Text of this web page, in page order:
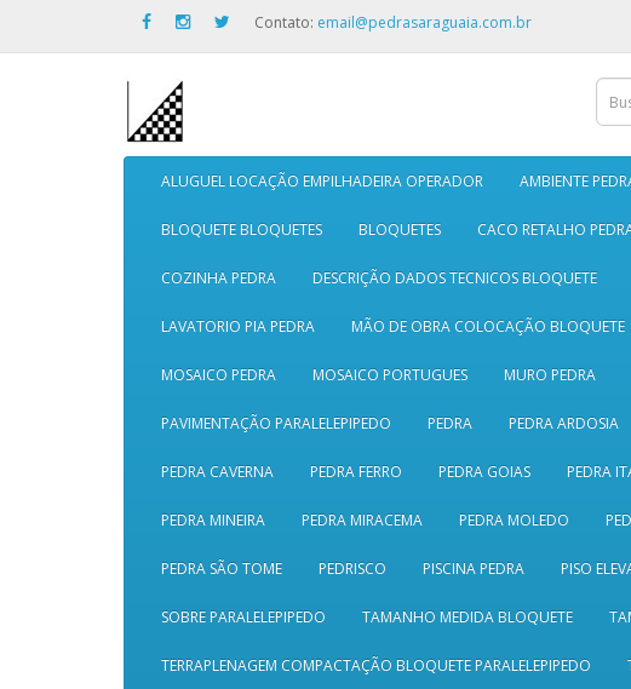
Contato: email@pedrasaraguaia.com.br
ALUGUEL LOCAÇÃO EMPILHADEIRA OPERADOR AMBIENTE
BLOQUETE BLOQUETES BLOQUETES CACO RETALHO
COZINHA PEDRA DESCRIÇÃO DADOS TECNICOS BLOQUETE
LAVATORIO PIA PEDRA MÃO DE OBRA COLOCAÇÃO BLOQUETE
MOSAICO PEDRA MOSAICO PORTUGUES MURO PEDRA
PAVIMENTAÇÃO PARALELEPIPEDO PEDRA PEDRA ARDOSIA
PEDRA CAVERNA PEDRA FERRO PEDRA GOIAS PEDRA
PEDRA MINEIRA PEDRA MIRACEMA PEDRA MOLEDO
PEDRA SÃO TOME PEDRISCO PISCINA PEDRA PISO
SOBRE PARALELEPIPEDO TAMANHO MEDIDA BLOQUETE
TERRAPLENAGEM COMPACTAÇÃO BLOQUETE PARALELEPIPEDO